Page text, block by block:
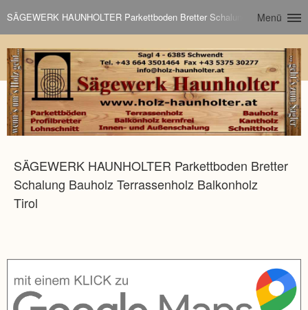
SÄGEWERK HAUNHOLTER Parkettboden Bretter Schalung Bauholz
Menü
SÄGEWERK HAUNHOLTER Parkettboden Bretter
Schalung Bauholz Terrassenholz Balkonholz
Tirol